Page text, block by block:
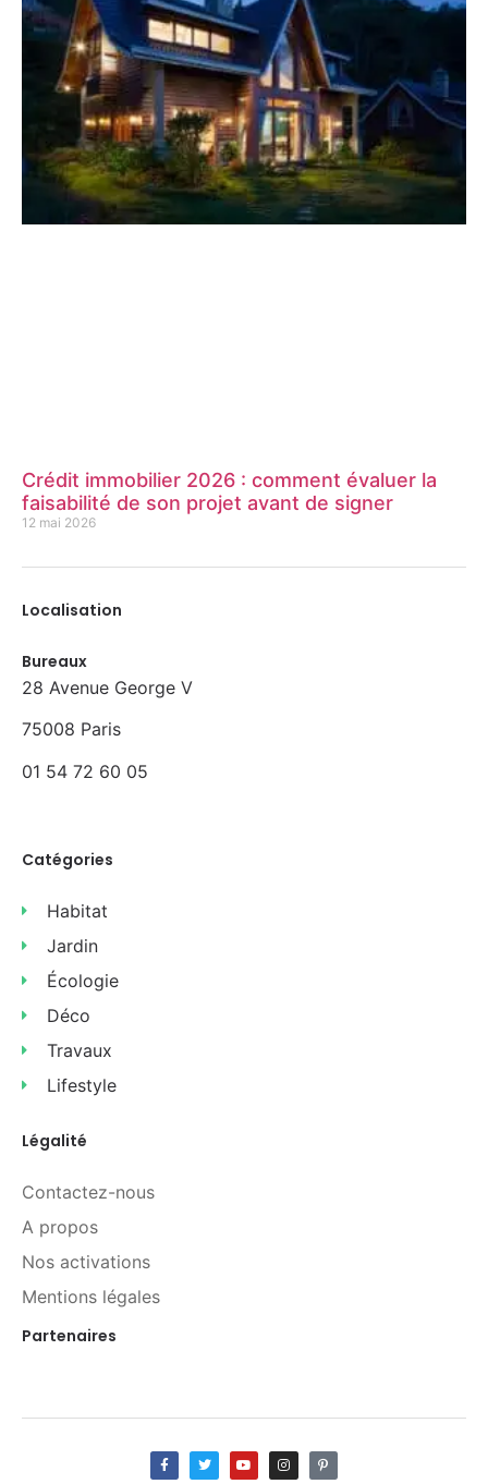
Crédit immobilier 2026 : comment évaluer la
faisabilité de son projet avant de signer
12 mai 2026
Localisation
Bureaux
28 Avenue George V
75008 Paris
01 54 72 60 05
Catégories
Habitat
Jardin
Écologie
Déco
Travaux
Lifestyle
Légalité
Contactez-nous
A propos
Nos activations
Mentions légales
Partenaires